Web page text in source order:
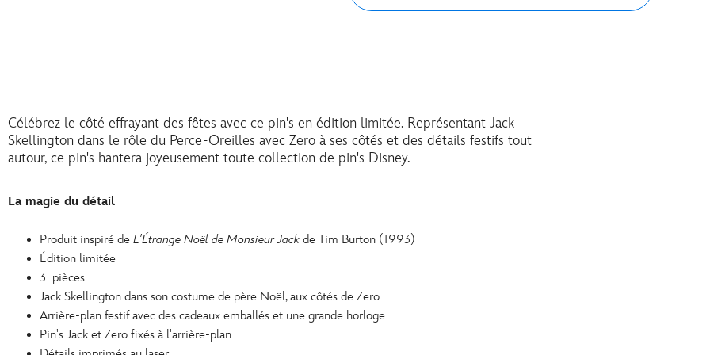
Célébrez le côté effrayant des fêtes avec ce pin's en édition limitée. Représentant Jack
Skellington dans le rôle du Perce-Oreilles avec Zero à ses côtés et des détails festifs tout
autour, ce pin's hantera joyeusement toute collection de pin's Disney.
La magie du détail
Produit inspiré de L'Étrange Noël de Monsieur Jack de Tim Burton (1993)
Édition limitée
3 pièces
Jack Skellington dans son costume de père Noël, aux côtés de Zero
Arrière-plan festif avec des cadeaux emballés et une grande horloge
Pin's Jack et Zero fixés à l'arrière-plan